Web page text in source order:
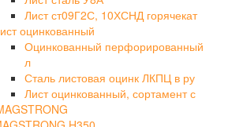
Лист ст09Г2С, 10ХСНД горячекат
оцинкованный
Оцинкованный перфорированный
л
Сталь листовая оцинк ЛКПЦ в ру
Лист оцинкованный, сортамент с